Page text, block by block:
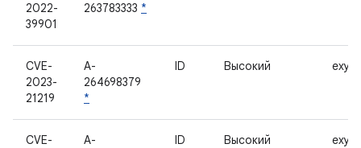
2022-
39901
263783333 *
CVE-
2023-
21219
A-
264698379
*
ID Высокий
CVE-
A-
ID Высокий